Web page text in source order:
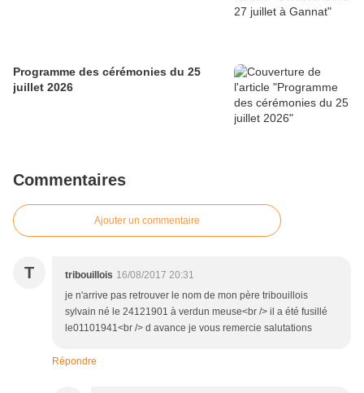
Programme des cérémonies du 25
juillet 2026
Commentaires
Ajouter un commentaire
T tribouillois 16/08/2017 20:31
je n'arrive pas retrouver le nom de mon père tribouillois
sylvain né le 24121901 à verdun meuse<br /> il a été fusillé
le01101941<br /> d avance je vous remercie salutations
Répondre